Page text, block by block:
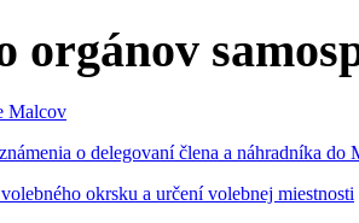
orgánov
Malcov
o delegovaní člena a náhradníka
okrsku a určení volebnej miestnosti